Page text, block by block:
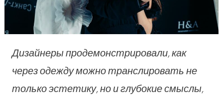
Дизайнеры продемонстрировали, как
через одежду можно транслировать не
только эстетику, но и глубокие смыслы,